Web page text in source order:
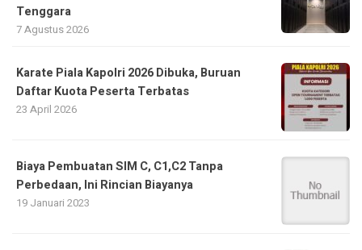
Tenggara
7 Agustus 2026
Karate Piala Kapolri 2026 Dibuka, Buruan
Daftar Kuota Peserta Terbatas
23 April 2026
Biaya Pembuatan SIM C, C1,C2 Tanpa
Perbedaan, Ini Rincian Biayanya
19 Januari 2023